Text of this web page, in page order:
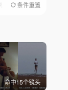
礼爱情
建筑空间
育运动
度 地区 创作时间
条件重置
命中15个镜头